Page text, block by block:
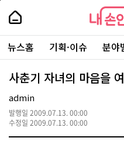
본
로
가
내
손
안
에
서
울
-
서
울
시
대
표
소
내
손
에
울
주
요
서
뉴스홈 기획·이슈 분야
사춘기 자녀의 마음을
admin
발행일 2009.07.13. 00:00
수정일 2009.07.13. 00:00
페
상
단
로